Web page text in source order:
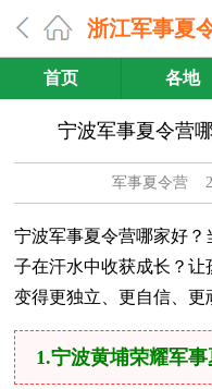
浙江军事夏
首页 各地
宁波军事夏令营
军事夏令营
宁波军事夏令营哪家好
子在汗水中收获成长？
变得更独立、更自信、更
1.宁波黄埔荣耀军